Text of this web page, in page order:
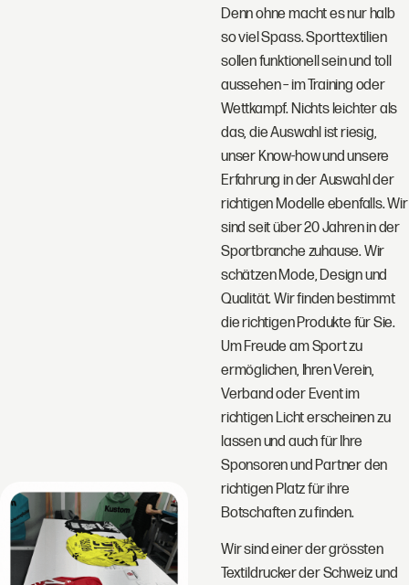
Denn ohne macht es nur halb
so viel Spass. Sporttextilien
sollen funktionell sein und toll
aussehen – im Training oder
Wettkampf. Nichts leichter als
das, die Auswahl ist riesig,
unser Know-how und unsere
Erfahrung in der Auswahl der
richtigen Modelle ebenfalls. Wir
sind seit über 20 Jahren in der
Sportbranche zuhause. Wir
schätzen Mode, Design und
Qualität. Wir finden bestimmt
die richtigen Produkte für Sie.
Um Freude am Sport zu
ermöglichen, Ihren Verein,
Verband oder Event im
richtigen Licht erscheinen zu
lassen und auch für Ihre
Sponsoren und Partner den
richtigen Platz für ihre
Botschaften zu finden.
Wir sind einer der grössten
Textildrucker der Schweiz und